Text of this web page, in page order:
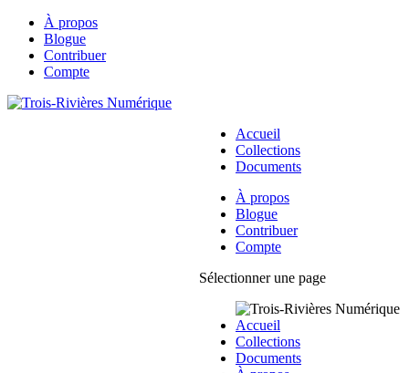
À propos
Blogue
Contribuer
Compte
Accueil
Collections
Documents
À propos
Blogue
Contribuer
Compte
Sélectionner une page
Accueil
Collections
Documents